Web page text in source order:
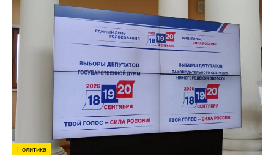
Политика